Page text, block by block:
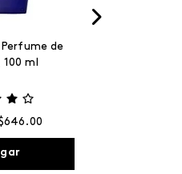
de
100 ml
646 .00